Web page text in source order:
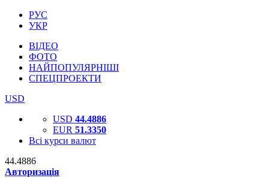
РУС
УКР
ВІДЕО
ФОТО
НАЙПОПУЛЯРНІШІ
СПЕЦПРОЕКТИ
USD
USD 44.4886
EUR 51.3350
Всі курси валют
44.4886
Авторизація